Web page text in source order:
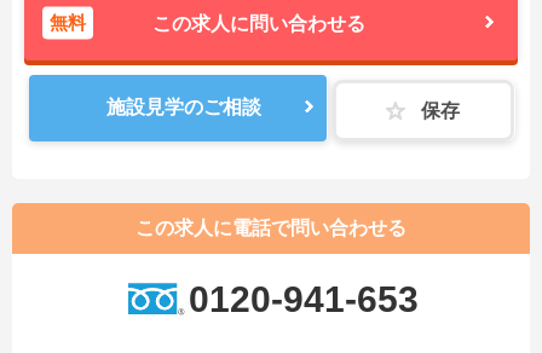
無料 この求人に問い合わせる
施設見学のご相談 保存
この求人に電話で問い合わせる
0120-941-653